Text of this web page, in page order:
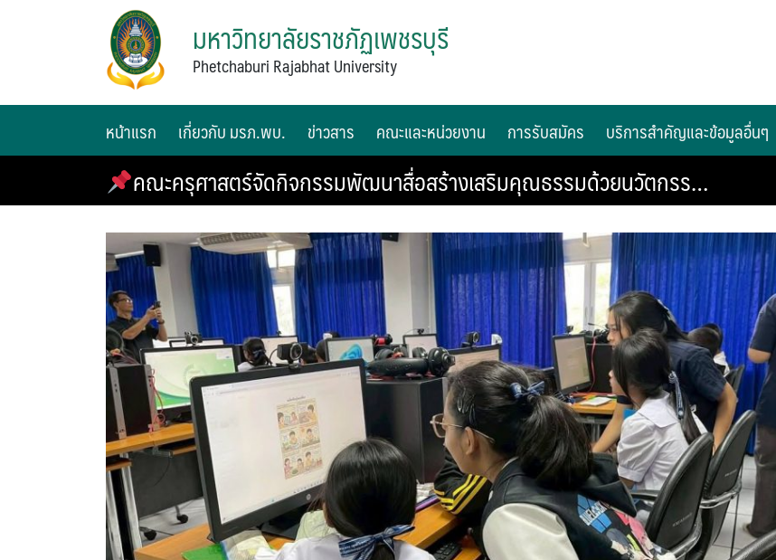
มหาวิทยาลัยราชภัฏเพชรบุรี
Phetchaburi Rajabhat University
หน้าแรก เกี่ยวกับ มรภ.พบ. ข่าวสาร คณะและหน่วยงาน การรับสมัคร บริการสำคัญและข้อมูลอื่นๆ
คณะครุศาสตร์จัดกิจกรรมพัฒนาสื่อสร้างเสริมคุณธรรมด้วยนวัตกรร…